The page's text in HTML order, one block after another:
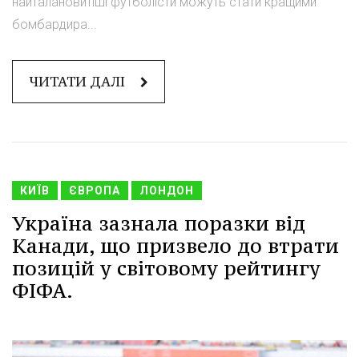
бомбардира...
ЧИТАТИ ДАЛІ
КИЇВ ЄВРОПА ЛОНДОН
Україна зазнала поразки від
Канади, що призвело до втрати
позицій у світовому рейтингу
ФІФА.